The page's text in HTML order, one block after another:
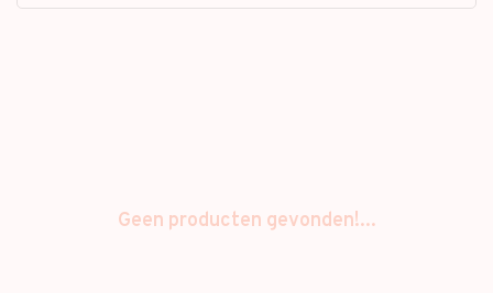
Geen producten gevonden!...